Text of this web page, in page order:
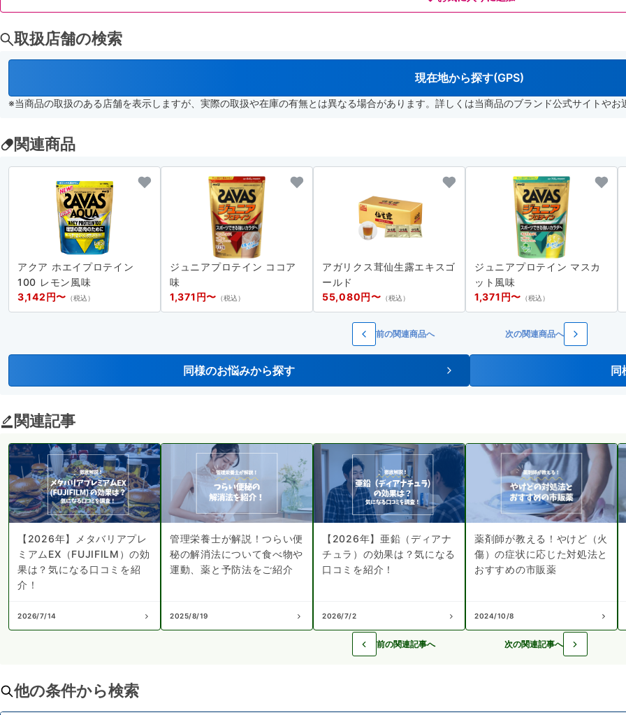
取扱店舗の検索
現在地から探す(GPS)
※当商品の取扱のある店舗を表示しますが、実際の取扱や在庫の有無とは異なる場合があります。詳しくは当商品のブランド公式サイトや
関連商品
アクア ホエイプロテイン
100 レモン風味
3,142円〜 （税込）
ジュニアプロテイン ココア
味
1,371円〜 （税込）
アガリクス茸仙生露エキスゴ
ールド
55,080円〜 （税込）
ジュニアプロテイン マスカ
ット風味
1,371円〜 （税込）
前の関連商品へ 次の関連商品へ
同様のお悩みから探す 同
関連記事
【2026年】メタバリアプレ
ミアムEX（FUJIFILM）の効
果は？気になる口コミを紹
介！
2026/7/14
管理栄養士が解説！つらい便
秘の解消法について食べ物や
運動、薬と予防法をご紹介
2025/8/19
【2026年】亜鉛（ディアナ
チュラ）の効果は？気になる
口コミを紹介！
2026/7/2
薬剤師が教える！やけど（火
傷）の症状に応じた対処法と
おすすめの市販薬
2024/10/8
前の関連記事へ 次の関連記事へ
他の条件から検索